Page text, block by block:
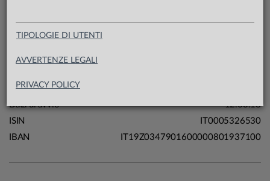
TIPOLOGIE DI UTENTI
AVVERTENZE LEGALI
PRIVACY POLICY
Linea
Strategie
Sistema
Macrocategoria
Domicilio
Data di avvio
12.03.18
ISIN
IT0005326530
IBAN
IT19Z0347901600000801937100